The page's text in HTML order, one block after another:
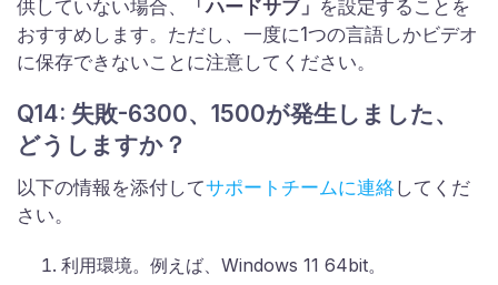
供していない場合、 「ハードサブ」 を設定することを
おすすめします。ただし、一度に1つの言語しかビデオ
に保存できないことに注意してください。
Q14: 失敗-6300、1500が発生しました、
どうしますか？
以下の情報を添付してサポートチームに連絡 してくだ
さい。
利用環境。例えば、Windows 11 64bit。